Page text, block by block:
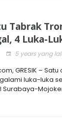
Tabrak
4 Luka-
5 years yang
GRESIK –
luka-luka
Surabaya-